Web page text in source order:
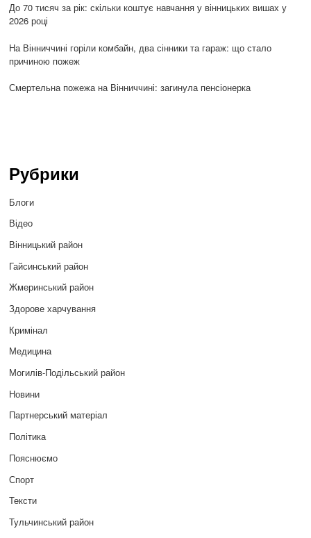
До 70 тисяч за рік: скільки коштує навчання у вінницьких вишах у
2026 році
На Вінниччині горіли комбайн, два сінники та гараж: що стало
причиною пожеж
Смертельна пожежа на Вінниччині: загинула пенсіонерка
Рубрики
Блоги
Відео
Вінницький район
Гайсинський район
Жмеринський район
Здорове харчування
Кримінал
Медицина
Могилів-Подільський район
Новини
Партнерський матеріал
Політика
Пояснюємо
Спорт
Тексти
Тульчинський район